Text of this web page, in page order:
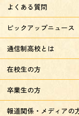
よくある質問
ピックアップニュース
通信制高校とは
在校生の方
卒業生の方
報道関係・メディアの